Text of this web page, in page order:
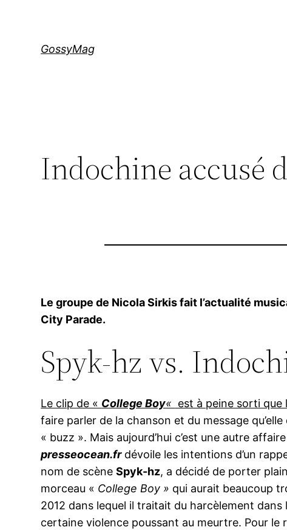
GossyMag
Indochine accusé
Le groupe de Nicola Sirkis fait l’actualité
City Parade.
Spyk-hz vs.
Le clip de « College Boy« est à peine sorti que
faire parler de la chanson et du message
« buzz ». Mais aujourd’hui c’est une autre
presseocean.frdévoile les intentions d’un
nom de scèneSpyk-hz, a décidé de porter
morceau « College Boy » qui aurait beaucoup
2012 dans lequel il traitait du harcèlement
certaine violence poussant au meurtre. Pour le